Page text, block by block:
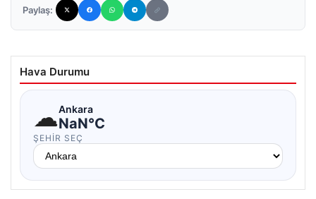
Paylaş:
Hava Durumu
☁Ankara
NaN°C
ŞEHIR SEÇ